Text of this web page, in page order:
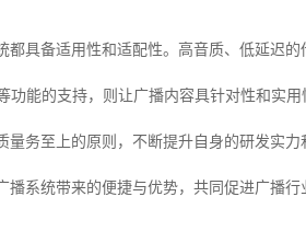
具备适用性和适配性。高音质、低延迟
能的支持，则让广播内容具针对性和实用
务至上的原则，不断提升自身的研发实
系统带来的便捷与优势，共同促进广播行